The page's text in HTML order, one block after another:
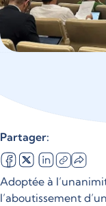
Partager:
Adoptée à
l’aboutissement